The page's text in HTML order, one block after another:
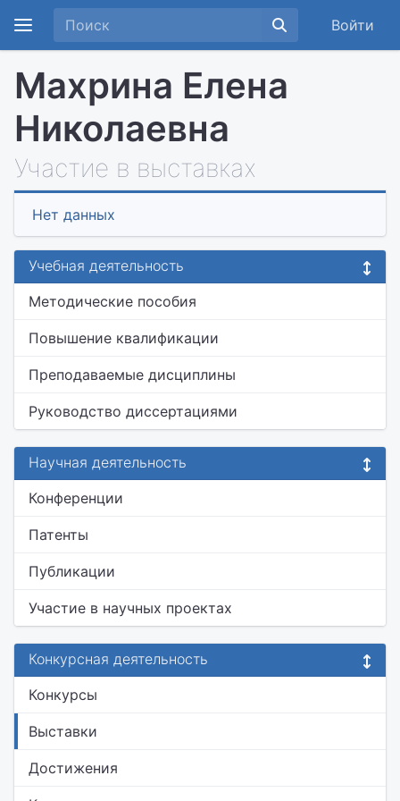
Войти
Махрина Елена
Николаевна
Участие в выставках
Нет данных
Учебная деятельность
Методические пособия
Повышение квалификации
Преподаваемые дисциплины
Руководство диссертациями
Научная деятельность
Конференции
Патенты
Публикации
Участие в научных проектах
Конкурсная деятельность
Конкурсы
Выставки
Достижения